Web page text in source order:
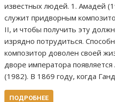
известных людей. 1. Амадей
служит придворным
II, и чтобы получить эту
изрядно потрудиться.
композитор доволен своей
дворе императора
(1982). В 1869 году, когда
ПОДРОБНЕЕ